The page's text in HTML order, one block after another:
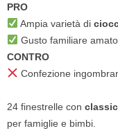
PRO
Ampia varietà di
Gusto familiare
CONTRO
Confezione
24 finestrelle con
per famiglie e bimbi.